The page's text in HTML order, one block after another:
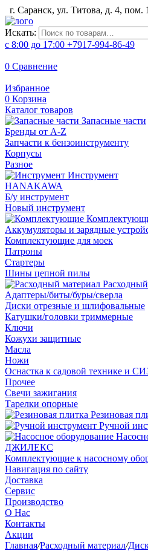
г. Саранск, ул. Титова, д. 4, пом. 1
Искать:
с 8:00 до 17:00 +7917-994-86-49
0 Сравнение
Избранное
0 Корзина
Каталог товаров
Запасные части
Бренды от A-Z
Запчасти к бензоинструменту
Корпусы
Разное
Инструмент
HANAKAWA
Б/у инструмент
Новый инструмент
Аккумуляторы и зарядные
Комплектующие для моек
Патроны
Стартеры
Шины цепной пилы
Адаптеры/биты/буры/сверла
Диски отрезные и шлифовальные
Катушки/головки триммерные
Ключи
Кожухи защитные
Масла
Ножи
Оснастка к садовой технике и
Прочее
Свечи зажигания
Тарелки опорные
Резиновая
Ручной
ДЖИЛЕКС
Комплектующие к насосному
Навигация по сайту
Доставка
Сервис
Производство
О Нас
Контакты
Акции
Главная/Расходный материал/